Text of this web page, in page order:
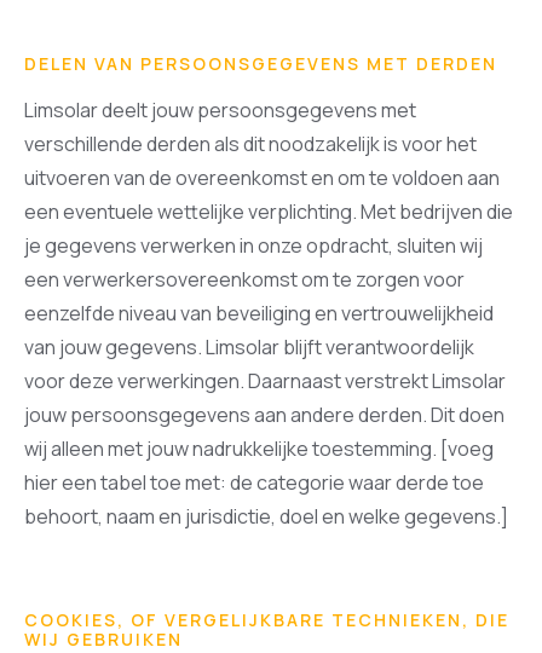
DELEN VAN PERSOONSGEGEVENS MET DERDEN
Limsolar deelt jouw persoonsgegevens met
verschillende derden als dit noodzakelijk is voor het
uitvoeren van de overeenkomst en om te voldoen aan
een eventuele wettelijke verplichting. Met bedrijven die
je gegevens verwerken in onze opdracht, sluiten wij
een verwerkersovereenkomst om te zorgen voor
eenzelfde niveau van beveiliging en vertrouwelijkheid
van jouw gegevens. Limsolar blijft verantwoordelijk
voor deze verwerkingen. Daarnaast verstrekt Limsolar
jouw persoonsgegevens aan andere derden. Dit doen
wij alleen met jouw nadrukkelijke toestemming. [voeg
hier een tabel toe met: de categorie waar derde toe
behoort, naam en jurisdictie, doel en welke gegevens.]
COOKIES, OF VERGELIJKBARE TECHNIEKEN, DIE
WIJ GEBRUIKEN